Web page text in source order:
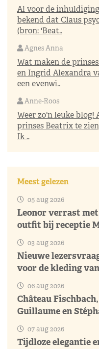
Al voor de
bekend dat Claus
(bron: 'Beat..
Agnes Anna
Wat maken de
en Ingrid Alexandra
een evenwi..
Anne-Roos
Weer zo'n leuke
prinses Beatrix te
Ik ..
Meest gelezen
05 aug 2026
Leonor verrast
outfit bij receptie
03 aug 2026
Nieuwe
voor de kleding
06 aug 2026
Château
Guillaume en
07 aug 2026
Tijdloze elegantie